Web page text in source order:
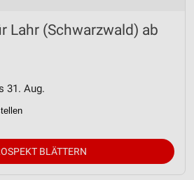
Lahr (Schwarzwald) ab
31. Aug.
BLÄTTERN